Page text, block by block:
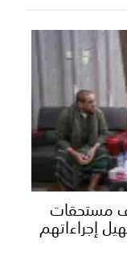
مستحقات
إجراءاتهم